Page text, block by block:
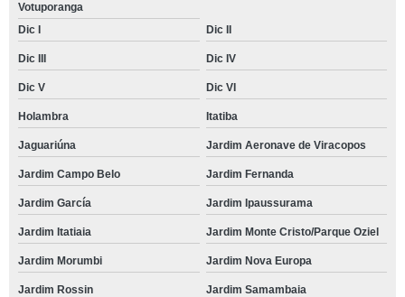
Votuporanga
Dic I
Dic II
Dic III Dic IV
Dic V Dic VI
Holambra Itatiba
Jaguariúna Jardim Aeronave de Viracopos
Jardim Campo Belo Jardim Fernanda
Jardim García Jardim Ipaussurama
Jardim Itatiaia Jardim Monte Cristo/Parque Oziel
Jardim Morumbi Jardim Nova Europa
Jardim Rossin Jardim Samambaia